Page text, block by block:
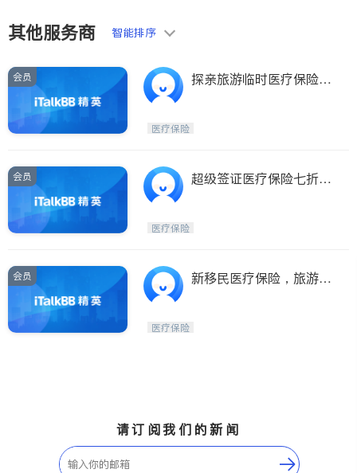
建筑装修North York
Brampton
Kitchener
Newmarket
Stouffville
Maple
Waterloo
Guelph
Ajax
Oshawa
Niagara Falls
Pickering
Concord
Port Perry
King
其他服务商 智能排序
会员
探亲旅游临时医疗保险
医疗保险
会员
超级签证医疗保险七折优
医疗保险
会员
新移民医疗保险，旅游探
医疗保险
请订阅我们的新闻